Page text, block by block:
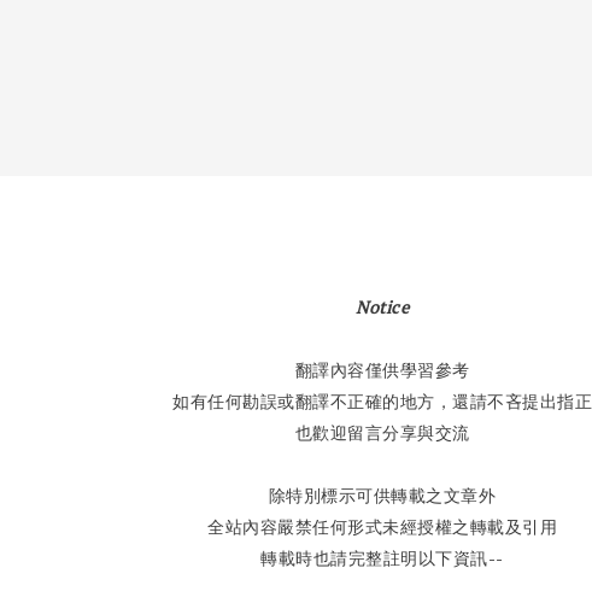
Notice
翻譯內容僅供學習參考
如有任何勘誤或翻譯不正確的地方，還請不吝提出指正
也歡迎留言分享與交流
除特別標示可供轉載之文章外
全站內容嚴禁任何形式未經授權之轉載及引用
轉載時也請完整註明以下資訊--